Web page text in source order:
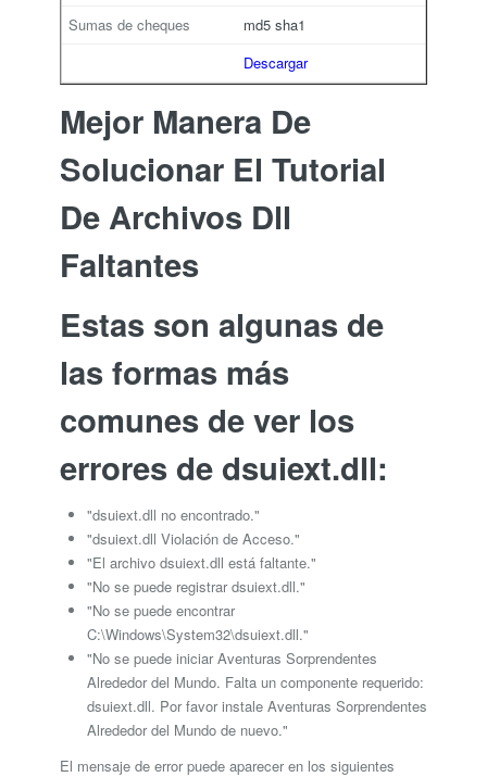
md5 sha1
Descargar
Mejor Manera De
Solucionar El Tutorial
De Archivos Dll
Faltantes
Estas son algunas de
las formas más
comunes de ver los
errores de dsuiext.dll:
"dsuiext.dll no encontrado."
"dsuiext.dll Violación de Acceso."
"El archivo dsuiext.dll está faltante."
"No se puede registrar dsuiext.dll."
"No se puede encontrar
C:\Windows\System32\dsuiext.dll."
"No se puede iniciar Aventuras Sorprendentes
Alrededor del Mundo. Falta un componente requerido:
dsuiext.dll. Por favor instale Aventuras Sorprendentes
Alrededor del Mundo de nuevo."
El mensaje de error puede aparecer en los siguientes